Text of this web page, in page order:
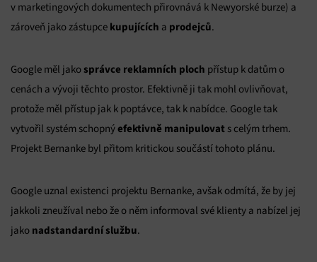
v marketingových dokumentech přirovnává k Newyorské burze) a
zároveň jako zástupce kupujících a prodejců.
Google měl jako správce reklamních ploch přístup k datům o
cenách a vývoji těchto prostor. Efektivně ji tak mohl ovlivňovat,
protože měl přístup jak k poptávce, tak k nabídce. Google tak
vytvořil systém schopnýefektivně manipulovat s celým trhem.
Projekt Bernanke byl přitom kritickou součástí tohoto plánu.
Google uznal existenci projektu Bernanke, avšak odmítá, že by jej
jakkoli zneužíval nebo že o něm informoval své klienty a nabízel jej
jako nadstandardní službu.